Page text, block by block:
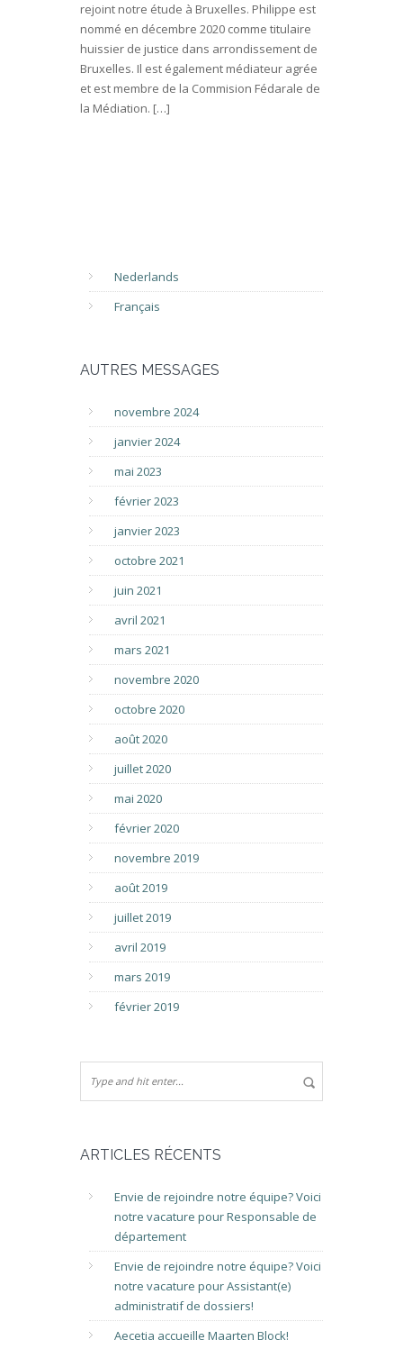
rejoint notre étude à Bruxelles. Philippe est
nommé en décembre 2020 comme titulaire
huissier de justice dans arrondissement de
Bruxelles. Il est également médiateur agrée
et est membre de la Commision Fédarale de
la Médiation. […]
Nederlands
Français
AUTRES MESSAGES
novembre 2024
janvier 2024
mai 2023
février 2023
janvier 2023
octobre 2021
juin 2021
avril 2021
mars 2021
novembre 2020
octobre 2020
août 2020
juillet 2020
mai 2020
février 2020
novembre 2019
août 2019
juillet 2019
avril 2019
mars 2019
février 2019
ARTICLES RÉCENTS
Envie de rejoindre notre équipe? Voici
notre vacature pour Responsable de
département
Envie de rejoindre notre équipe? Voici
notre vacature pour Assistant(e)
administratif de dossiers!
Aecetia accueille Maarten Block!